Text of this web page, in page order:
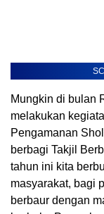
Mungkin di bulan
melakukan
Pengamanan
berbagi Takjil
tahun ini kita
masyarakat, bagi
berbaur dengan